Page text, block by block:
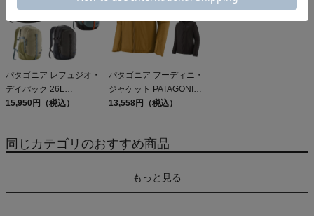
パタゴニア レフュジオ・
デイパック 26L
PATAGONIA REFUGIO
15,950円（税込）
パタゴニア フーディニ・
ジャケット PATAGONIA
MS HOUDINI JKT
13,558円（税込）
同じカテゴリのおすすめ商品
もっと見る